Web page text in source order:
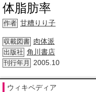
体脂肪率
作者 甘糟りり子
収載図書 肉体派
出版社 角川書店
刊行年月 2005.10
ウィキペディア